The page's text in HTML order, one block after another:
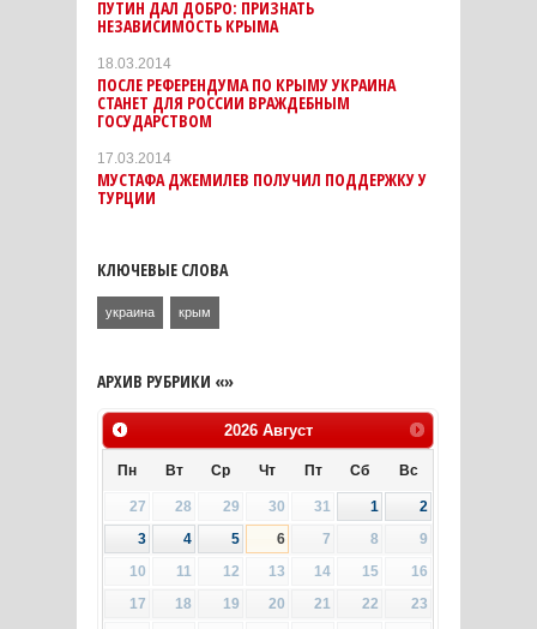
ПУТИН ДАЛ ДОБРО: ПРИЗНАТЬ
НЕЗАВИСИМОСТЬ КРЫМА
18.03.2014
ПОСЛЕ РЕФЕРЕНДУМА ПО КРЫМУ УКРАИНА
СТАНЕТ ДЛЯ РОССИИ ВРАЖДЕБНЫМ
ГОСУДАРСТВОМ
17.03.2014
МУСТАФА ДЖЕМИЛЕВ ПОЛУЧИЛ ПОДДЕРЖКУ У
ТУРЦИИ
КЛЮЧЕВЫЕ СЛОВА
украина крым
АРХИВ РУБРИКИ «»
2026 Август
Пн Вт Ср Чт Пт Сб Вс
27 28 29 30 31 1
2
3
4 5 6 7 8
9
10
11 12 13 14 15
16
17
18 19 20 21 22
23